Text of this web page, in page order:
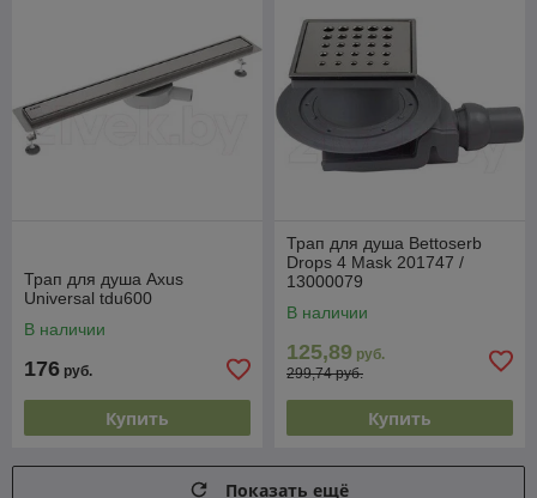
Трап для душа Axus
Universal tdu600
В наличии
176 руб.
Купить
Трап для душа Bettoserb
Drops 4 Mask 201747 /
13000079
В наличии
125,89 руб.
299,74 руб.
Купить
Показать ещё